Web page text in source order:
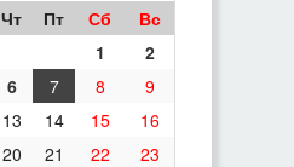
Чт Пт Сб
Вс
1
2
6 7 8
9
13 14 15
16
20 21 22
23